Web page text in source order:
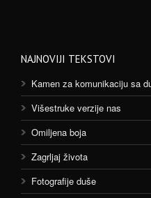
NAJNOVIJI TEKSTOVI
Kamen za komunikaciju sa
Višestruke verzije nas
Omiljena boja
Zagrljaj života
Fotografije duše